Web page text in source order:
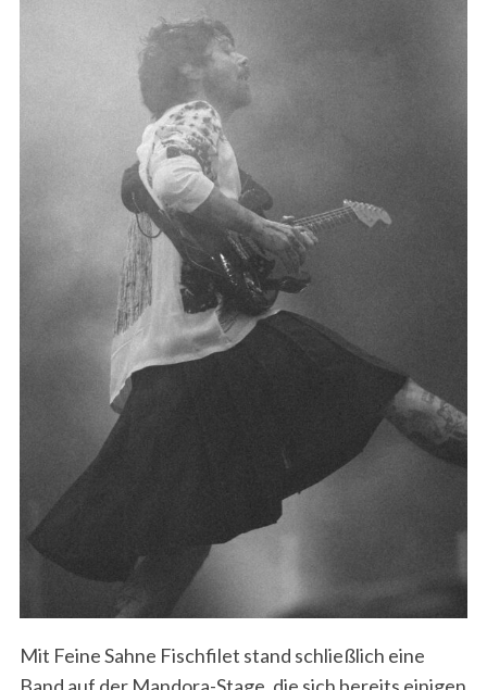
Mit Feine Sahne Fischfilet stand schließlich eine